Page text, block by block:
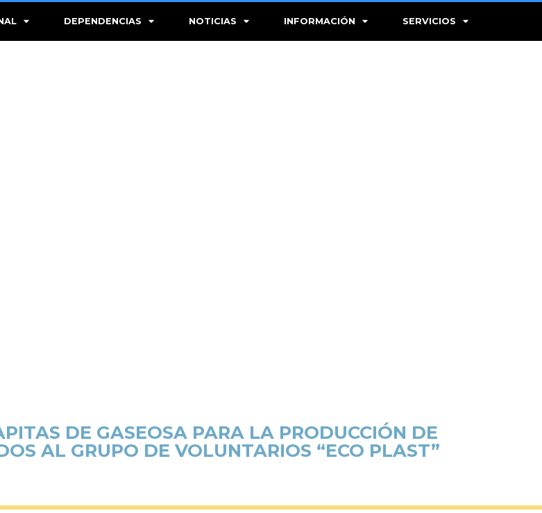
DEPENDENCIAS NOTICIAS INFORMACIÓN SERVICIOS
DE GASEOSA PARA LA PRODUCCIÓN DE
AL GRUPO DE VOLUNTARIOS “ECO PLAST”